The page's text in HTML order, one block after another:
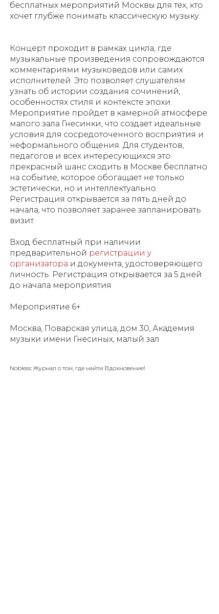
бесплатных мероприятий Москвы для тех, кто
хочет глубже понимать классическую музыку.
Концерт проходит в рамках цикла, где
музыкальные произведения сопровождаются
комментариями музыковедов или самих
исполнителей. Это позволяет слушателям
узнать об истории создания сочинений,
особенностях стиля и контексте эпохи.
Мероприятие пройдет в камерной атмосфере
малого зала Гнесинки, что создает идеальные
условия для сосредоточенного восприятия и
неформального общения. Для студентов,
педагогов и всех интересующихся это
прекрасный шанс сходить в Москве бесплатно
на событие, которое обогащает не только
эстетически, но и интеллектуально.
Регистрация открывается за пять дней до
начала, что позволяет заранее запланировать
визит.
Вход бесплатный при наличии
предварительной регистрации у
организатора и документа, удостоверяющего
личность. Регистрация открывается за 5 дней
до начала мероприятия
Мероприятие 6+
Москва, Поварская улица, дом 30, Академия
музыки имени Гнесиных, малый зал
Nobless: Журнал о том, где найти Вдохновение!